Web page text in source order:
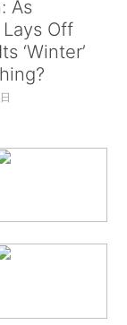
As
Off
‘Winter’